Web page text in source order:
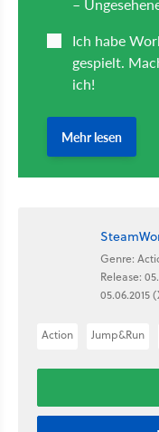
Genre:
Release:
05.06.2015
Action Jump&Run